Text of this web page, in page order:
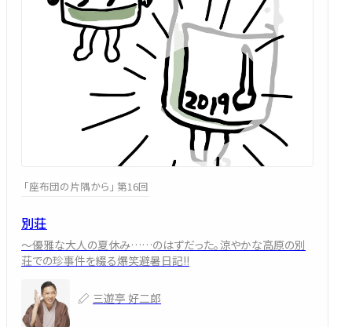
「座布団の片隅から」 第16回
別荘
～優雅な大人の夏休み……のはずだった。涼やかな高原の別
荘での珍事件を綴る爆笑避暑日記!!
三遊亭 好二郎